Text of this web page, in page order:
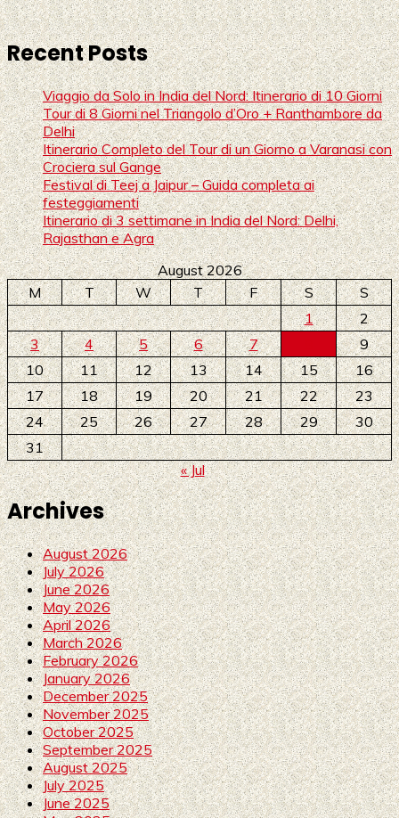
Recent Posts
Viaggio da Solo in India del Nord: Itinerario di 10 Giorni
Tour di 8 Giorni nel Triangolo d’Oro + Ranthambore da
Delhi
Itinerario Completo del Tour di un Giorno a Varanasi con
Crociera sul Gange
Festival di Teej a Jaipur – Guida completa ai
festeggiamenti
Itinerario di 3 settimane in India del Nord: Delhi,
Rajasthan e Agra
August 2026
M
T W T F S
S
1
2
3
4 5 6 7
9
10
11 12 13 14 15
16
17
18 19 20 21 22
23
24
25 26 27 28 29
30
31
« Jul
Archives
August 2026
July 2026
June 2026
May 2026
April 2026
March 2026
February 2026
January 2026
December 2025
November 2025
October 2025
September 2025
August 2025
July 2025
June 2025